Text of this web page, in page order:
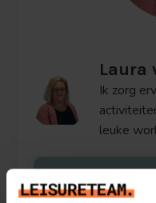
Laura
Ik zorg
leuke